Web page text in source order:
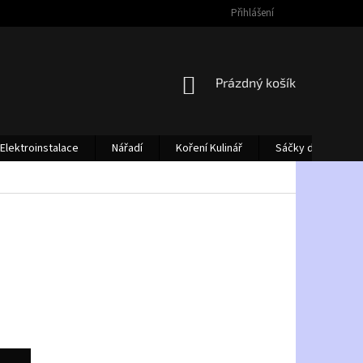
Přihlášení
NÁKUPNÍ
Prázdný košík
Elektroinstalace Nářadí Koření Kulinář
Sáčky do